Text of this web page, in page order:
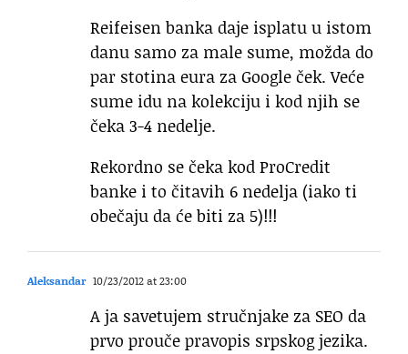
Reifeisen banka daje isplatu u istom
danu samo za male sume, možda do
par stotina eura za Google ček. Veće
sume idu na kolekciju i kod njih se
čeka 3-4 nedelje.
Rekordno se čeka kod ProCredit
banke i to čitavih 6 nedelja (iako ti
obečaju da će biti za 5)!!!
Aleksandar 10/23/2012 at 23:00
A ja savetujem stručnjake za SEO da
prvo prouče pravopis srpskog jezika.